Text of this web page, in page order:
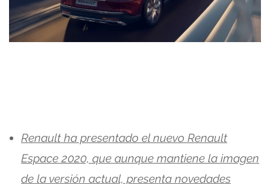
Renault ha presentado el nuevo Renault
Espace 2020, que aunque mantiene la imagen
de la versión actual, presenta novedades